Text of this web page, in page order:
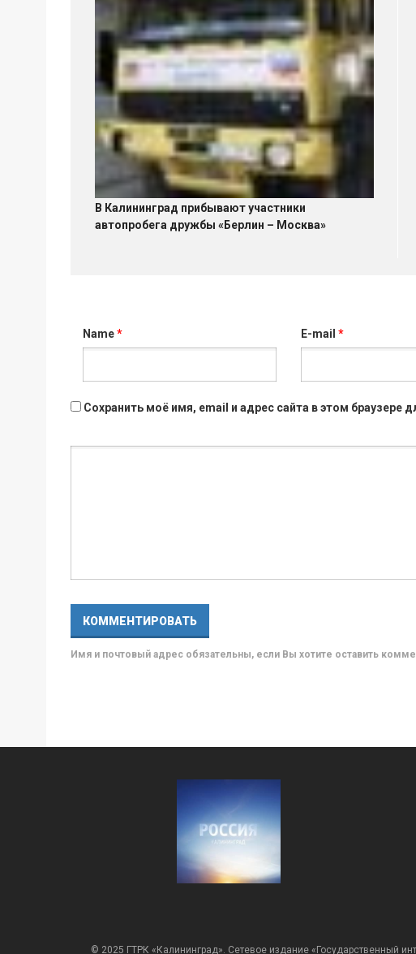
В Калининград прибывают участники
автопробега дружбы «Берлин – Москва»
Name* E-mail*
Сохранить моё имя, email и адрес сайта в этом
Имя и почтовый адрес обязательны, если Вы хотите оставить
© 2025 ГТРК «Калининград». Сетевое издание «Государственный